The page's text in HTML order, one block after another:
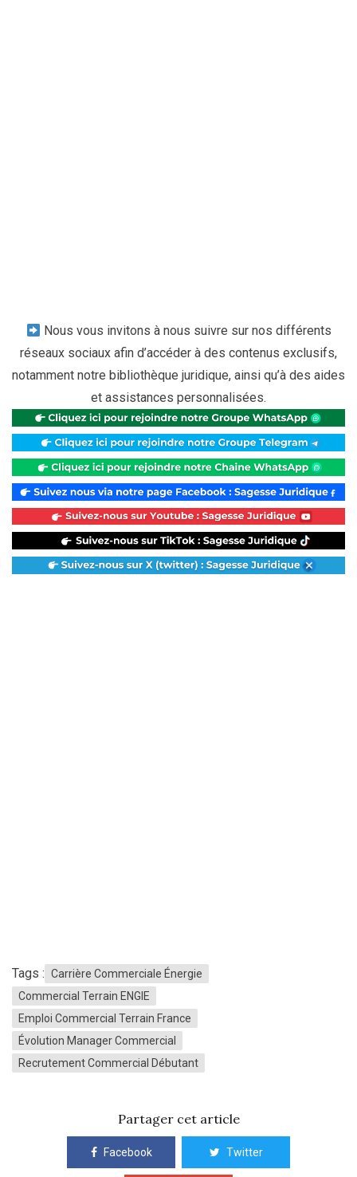
Nous vous invitons à nous suivre sur nos différents
réseaux sociaux afin d’accéder à des contenus exclusifs,
notamment notre bibliothèque juridique, ainsi qu’à des aides
et assistances personnalisées.
Tags : Carrière Commerciale Énergie
Commercial Terrain ENGIE
Emploi Commercial Terrain France
Évolution Manager Commercial
Recrutement Commercial Débutant
Partager cet article
Facebook Twitter